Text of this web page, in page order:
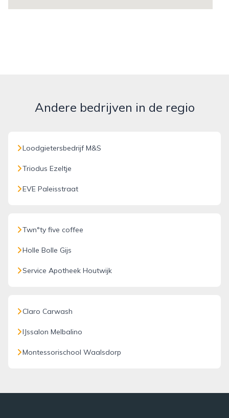
Andere bedrijven in de regio
Loodgietersbedrijf M&S
Triodus Ezeltje
EVE Paleisstraat
Twn°ty five coffee
Holle Bolle Gijs
Service Apotheek Houtwijk
Claro Carwash
IJssalon Melbalino
Montessorischool Waalsdorp